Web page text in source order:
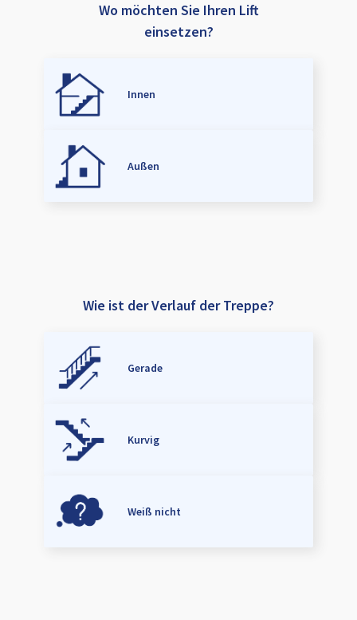
Wo möchten Sie Ihren Lift
einsetzen?
Innen
Außen
Wie ist der Verlauf der Treppe?
Gerade
Kurvig
Weiß nicht